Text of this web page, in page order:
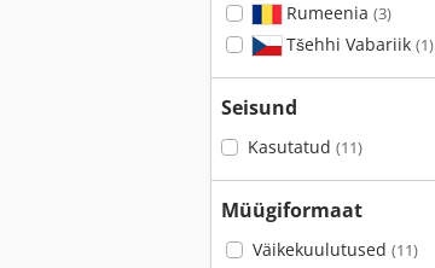
Rumeenia (3)
Tšehhi Vabariik (1)
Seisund
Kasutatud (11)
Müügiformaat
Väikekuulutused (11)